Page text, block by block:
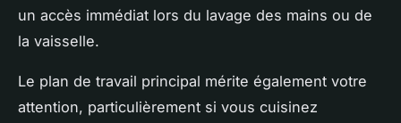
un accès immédiat lors du lavage des mains ou de
la vaisselle.
Le plan de travail principal mérite également votre
attention, particulièrement si vous cuisinez